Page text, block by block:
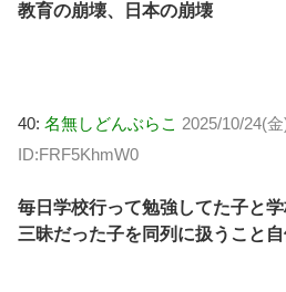
教育の崩壊、日本の崩壊
40: 名無しどんぶらこ 2025/10/24(
ID:FRF5KhmW0
毎日学校行って勉強してた子と
三昧だった子を同列に扱うこと